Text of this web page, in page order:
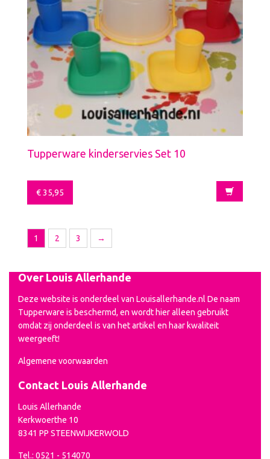
Tupperware kinderservies Set 10
€35,95
1 2 3 →
Over Louis Allerhande
Deze website is onderdeel van Louisallerhande.nl De naam
Tupperware is beschermd, en wordt hier alleen gebruikt
omdat zij onderdeel is van het artikel en haar kwaliteit
weergeeft!
Algemene voorwaarden
Contact Louis Allerhande
Louis Allerhande
Kerkwoerthe 10
8341 PP STEENWIJKERWOLD
Tel.: 0521 - 514070